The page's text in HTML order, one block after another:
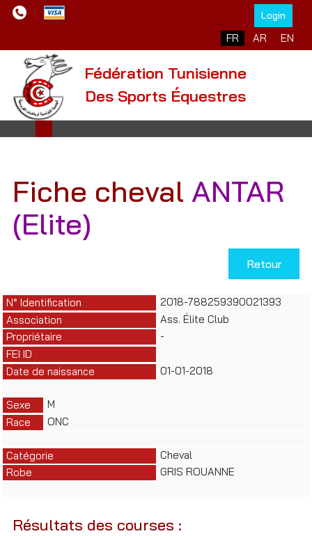
Login
Sélectionnez votre
FR AR EN
Fédération Tunisienne
Des Sports Équestres
Fiche cheval ANTAR
(Elite)
Retour
N° Identification
2018-788259390021393
Association
Ass. Élite Club
Propriétaire
-
FEI ID
Date de naissance
01-01-2018
Sexe
M
Race
ONC
Catégorie
Cheval
Robe
GRIS ROUANNE
Résultats des courses :